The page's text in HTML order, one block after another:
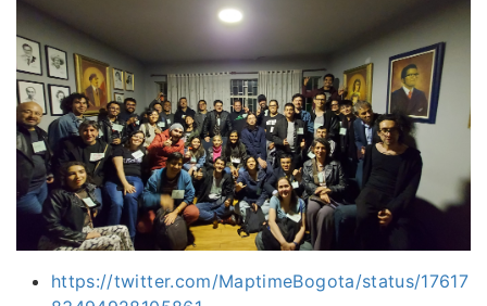
https://twitter.com/MaptimeBogota/status/17617